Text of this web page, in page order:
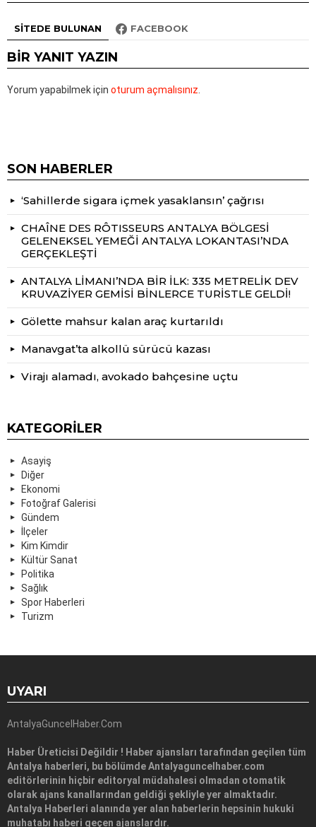
SITEDE BULUNAN FACEBOOK
BIR YANIT YAZIN
Yorum yapabilmek için oturum açmalısınız
SON HABERLER
‘Sahillerde sigara içmek yasaklansın’ çağrısı
CHAÎNE DES RÔTISSEURS ANTALYA BÖLGESİ
GELENEKSEL YEMEĞİ ANTALYA LOKANTASI’NDA
GERÇEKLEŞTİ
ANTALYA LİMANI’NDA BİR İLK: 335 METRELİK DEV
KRUVAZİYER GEMİSİ BİNLERCE TURİSTLE GELDİ!
Gölette mahsur kalan araç kurtarıldı
Manavgat’ta alkollü sürücü kazası
Virajı alamadı, avokado bahçesine uçtu
KATEGORILER
Asayiş
Diğer
Ekonomi
Fotoğraf Galerisi
Gündem
İlçeler
Kim Kimdir
Kültür Sanat
Politika
Sağlık
Spor Haberleri
Turizm
UYARI
AntalyaGuncelHaber.Com
Haber Üreticisi Değildir ! Haber ajansları tarafından geçilen tüm
Antalya haberleri, bu bölümde Antalyaguncelhaber.com
editörlerinin hiçbir editoryal müdahalesi olmadan otomatik
olarak ajans kanallarından geldiği şekliyle yer almaktadır.
Antalya Haberleri alanında yer alan haberlerin hepsinin hukuki
muhatabı haberi geçen ajanslardır.